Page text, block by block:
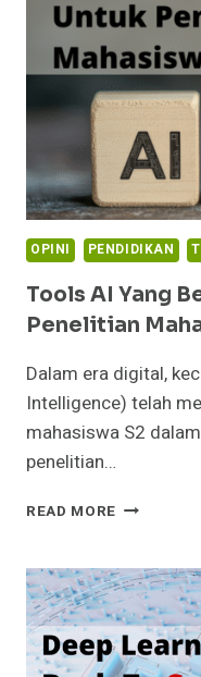
KECIL
OPINI PENDIDIKAN
Tools AI Yang
Penelitian
Dalam era digital,
Intelligence) telah
mahasiswa S2
penelitian…
READ MORE TOOLS
UNTUK
S2